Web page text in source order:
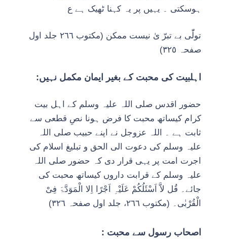
ہوسکتی ۔ یہیں پر یہ کہنا ٹھیک ہے ع
تولّٰی بے تبرّ یٰ نیست ممکن (مکتوب ٢٦٦ جلد اول
صفحہ ٣٢٥)
اہلبیت کی محبت کے بغیر ایمان مکمل نہیں:
حضور اقدس صلی اللہ علیہ وسلم کے اہل بیت
کرام کیساتھ محبت کا فرض ہونا نصِ قطعی سے
ثابت ہے ۔ اللہ عزوجل نے اپنے حبیب صلی اللہ
علیہ وسلم کی دعوت الی الحق و تبلیغ اسلام کی
اجرت امت پر یہی قرار دی کہ حضور صلی اللہ
علیہ وسلم کے قرابت داروں کیساتھ محبت کی
جائے۔ قُل لاَّ اَسْئَلُکُمْ عَلَیْہِ اَجْرًا اِلا الْمَوَدَّۃَ فِیْ
الْقُرْبٰی۔ (مکتوب ٢٦٦، جلد اول صفحہ ٣٢٦)
اصحاب رسول سے محبت :